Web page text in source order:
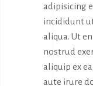
adipisicing
incididunt
aliqua. Ut
nostrud
aliquip ex
aute irure